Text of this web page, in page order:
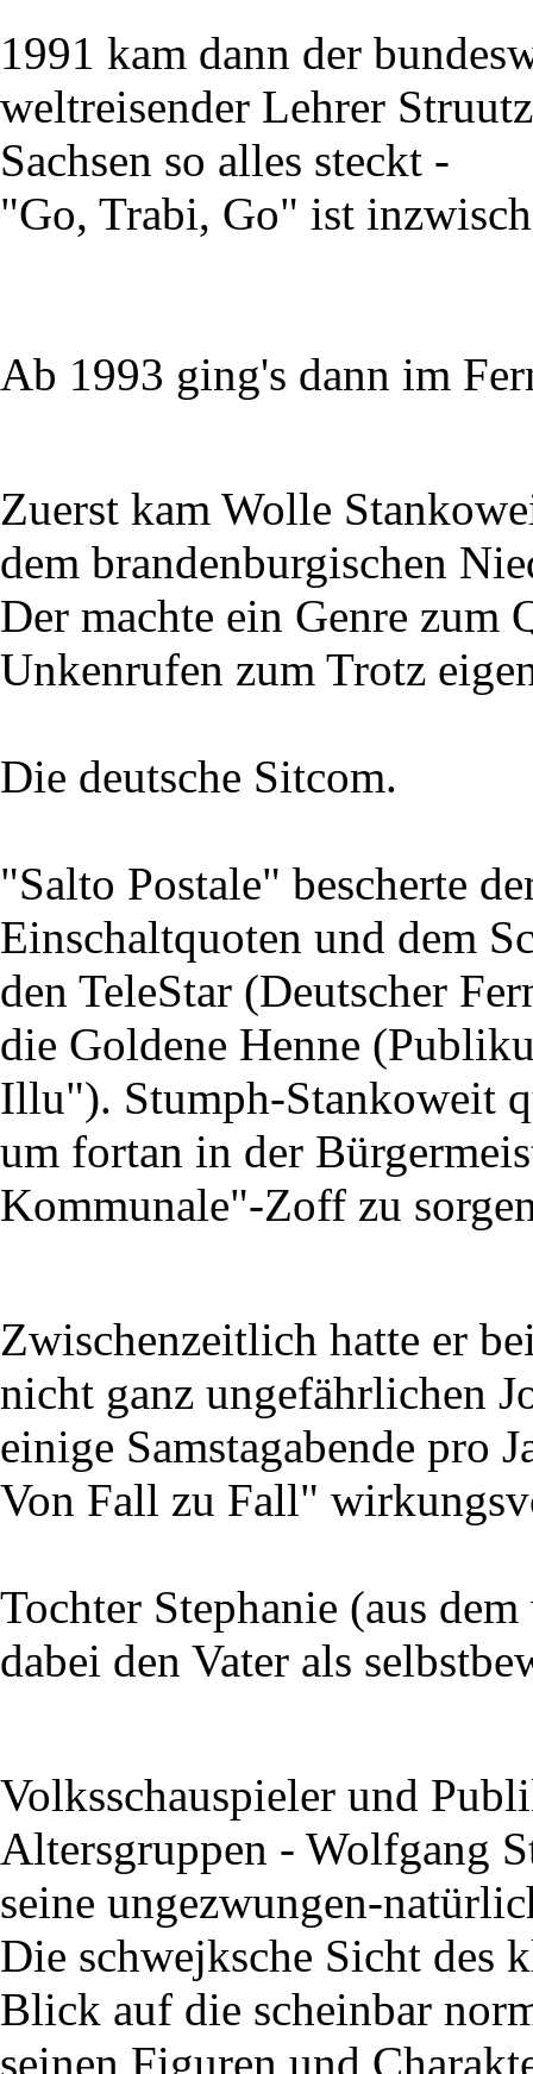
1991 kam dann der
weltreisender Lehrer
Sachsen so alles steckt -
"Go, Trabi, Go" ist
Ab 1993 ging's dann im
Zuerst kam Wolle
dem brandenburgischen
Der machte ein Genre zum
Unkenrufen zum Trotz
Die deutsche Sitcom.
"Salto Postale" bescherte
Einschaltquoten und dem
den TeleStar (Deutscher
die Goldene Henne
Illu"). Stumph-Stankoweit
um fortan in der
Kommunale"-Zoff zu
Zwischenzeitlich hatte er
nicht ganz ungefährlichen
einige Samstagabende pro
Von Fall zu Fall"
Tochter Stephanie (aus
dabei den Vater als
Volksschauspieler und
Altersgruppen - Wolfgang
seine ungezwungen-
Die schwejksche Sicht des
Blick auf die scheinbar
seinen Figuren und